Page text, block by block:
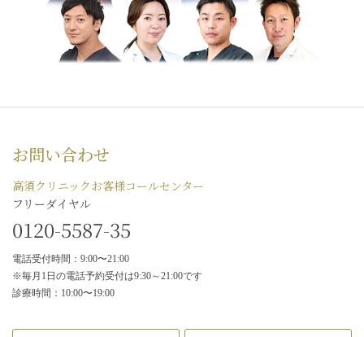
お問い合わせ
高須クリニックお客様コールセンター
フリーダイヤル
0120-5587-35
電話受付時間：9:00〜21:00
※毎月1日の電話予約受付は9:30～21:00です
診療時間：10:00〜19:00